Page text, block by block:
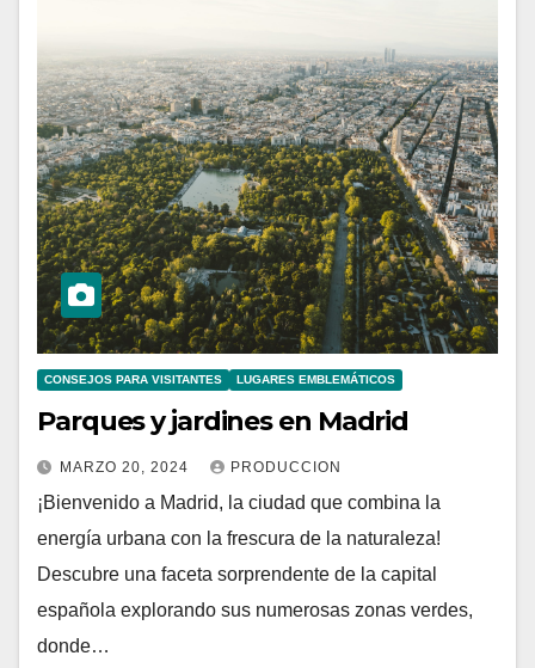
CONSEJOS PARA VISITANTES LUGARES EMBLEMÁTICOS
Parques y jardines en Madrid
MARZO 20, 2024 PRODUCCION
¡Bienvenido a Madrid, la ciudad que combina la
energía urbana con la frescura de la naturaleza!
Descubre una faceta sorprendente de la capital
española explorando sus numerosas zonas verdes,
donde…